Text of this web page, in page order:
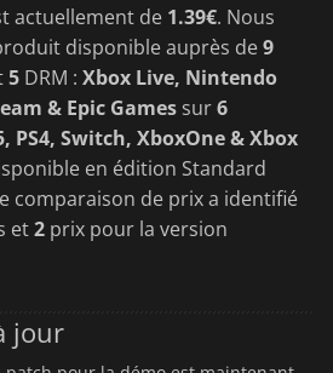
actuellement de 1.39€. Nous
disponible auprès de9
5 DRM : Xbox Live, Nintendo
& Epic Games sur6
PS4, Switch, XboxOne & Xbox
en édition Standard
comparaison de prix a identifié
et2 prix pour la version
jour